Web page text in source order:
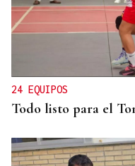
FIESTAS DE SAGUNT
Denuncian el logo
Valencia con un
una mujer"
24 EQUIPOS
Todo listo para el